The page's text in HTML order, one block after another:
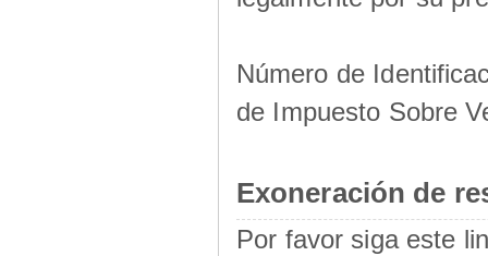
Número de
de Impuesto Sobre
Exoneración de
Por favor siga este